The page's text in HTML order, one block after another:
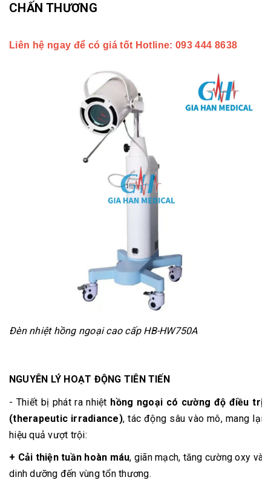
CHẤN THƯƠNG
Liên hệ ngay để có giá tốt Hotline: 093 444 8638
Đèn nhiệt hồng ngoại cao cấp HB-HW750A
NGUYÊN LÝ HOẠT ĐỘNG TIÊN TIẾN
- Thiết bị phát ra nhiệt hồng ngoại có cường độ điều trị
(therapeutic irradiance), tác động sâu vào mô, mang lại
hiệu quả vượt trội:
+ Cải thiện tuần hoàn máu, giãn mạch, tăng cường oxy và
dinh dưỡng đến vùng tổn thương.